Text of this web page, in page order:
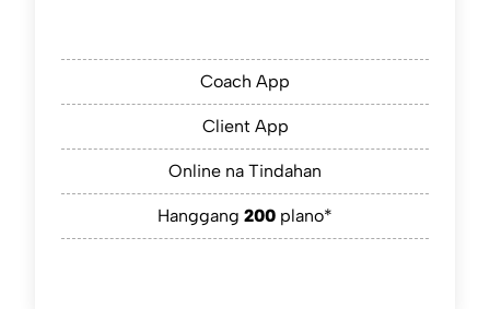
Coach App
Client App
Online na Tindahan
Hanggang 200 plano*